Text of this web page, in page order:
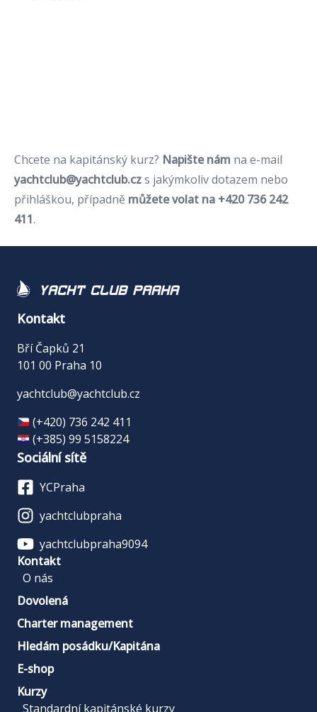
Chcete na kapitánský kurz? Napište nám na e-mail
yachtclub@yachtclub.czs jakýmkoliv dotazem nebo
přihláškou, případně můžete volat na +420 736 242
411.
Yacht Club Praha
Kontakt
Bří Čapků 21
101 00 Praha 10
yachtclub@yachtclub.cz
(+420) 736 242 411
(+385) 99 5158224
Sociální sítě
YCPraha
yachtclubpraha
yachtclubpraha9094
Kontakt
O nás
Dovolená
Charter management
Hledám posádku/Kapitána
E-shop
Kurzy
Standardní kapitánské kurzy